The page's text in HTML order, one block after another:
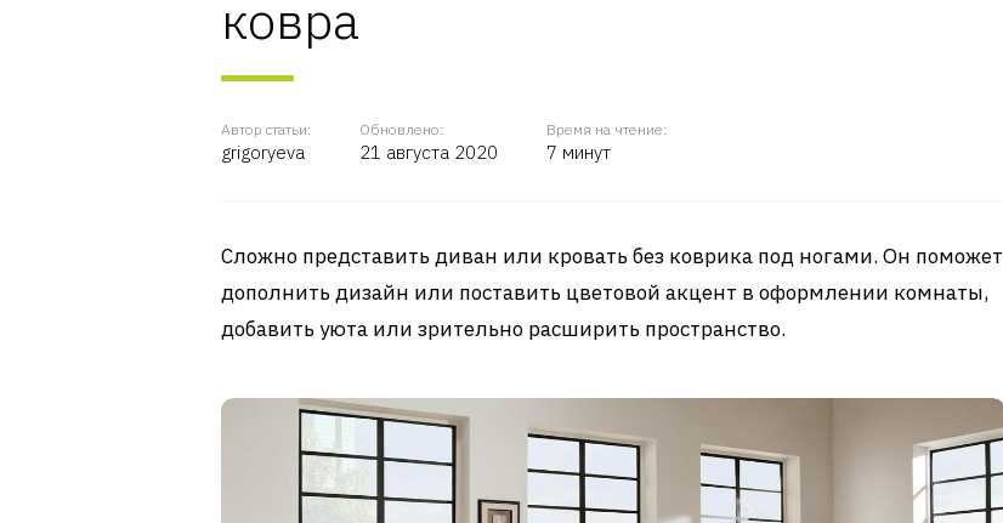
ковра
Автор статьи:
grigoryeva
Обновлено:
21 августа 2020
Время на чтение:
7 минут
Сложно представить диван или кровать без коврика под ногами. Он поможет
дополнить дизайн или поставить цветовой акцент в оформлении комнаты,
добавить уюта или зрительно расширить пространство.